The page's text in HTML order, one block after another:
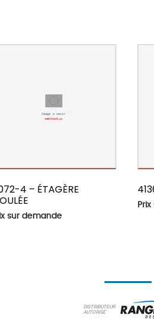
4 – ÉTAGÈRE
sur demande
DISTRIBUTEUR
AUTORISÉ